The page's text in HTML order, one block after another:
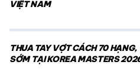
VIỆT NAM
THUA TAY VỢT CÁCH 70
SỚM TẠI KOREA MASTERS